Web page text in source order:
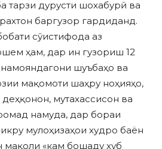
тарзи дурусти шохабурӣ ва
баргузор гардиданд.
сӯистифода аз
ҳам, дар ин гузориш 12
шуъбаҳо ва
мақомоти шаҳру ноҳияҳо,
мутахассисон ва
намуда, дар бораи
мулоҳизаҳои худро баён
«кам бошаду хуб